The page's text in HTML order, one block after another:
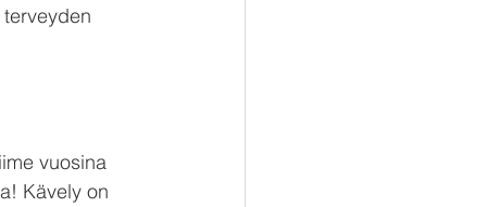
vuosina
Kävely on